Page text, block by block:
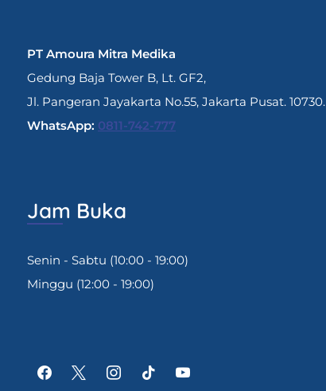
PT Amoura Mitra Medika
Gedung Baja Tower B, Lt. GF2,
Jl. Pangeran Jayakarta No.55, Jakarta Pusat. 10730.
WhatsApp: 0811-742-777
Jam Buka
Senin - Sabtu (10:00 - 19:00)
Minggu (12:00 - 19:00)